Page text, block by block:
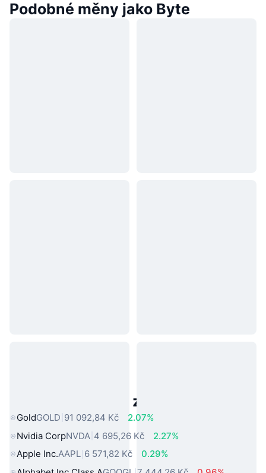
Podobné měny jako Byte
Populární aktiva z reálného světa
GoldGOLD 91 092,84 Kč
2.07%
Nvidia CorpNVDA 4 695,26 Kč
2.27%
Apple Inc.AAPL 6 571,82 Kč
0.29%